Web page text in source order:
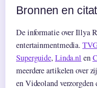
Bronnen en
De informatie over Illya
entertainmentmedia.
Superguide, Linda.nl en
meerdere artikelen over
en Videoland